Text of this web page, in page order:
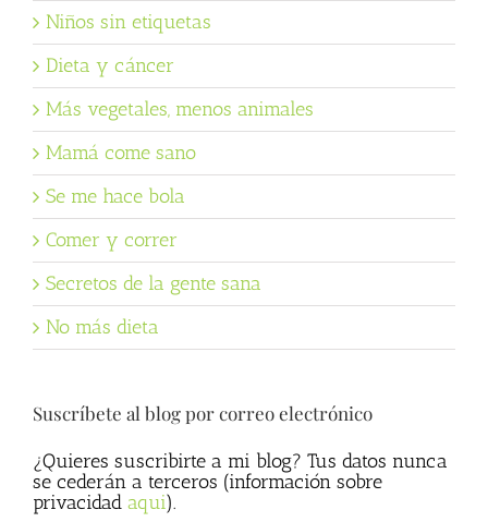
Niños sin etiquetas
Dieta y cáncer
Más vegetales, menos animales
Mamá come sano
Se me hace bola
Comer y correr
Secretos de la gente sana
No más dieta
Suscríbete al blog por correo electrónico
¿Quieres suscribirte a mi blog? Tus datos nunca
se cederán a terceros (información sobre
privacidad aqui).